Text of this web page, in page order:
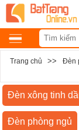
Trang chủ >> Đèn
Đèn xông tinh
Đèn phòng ngủ